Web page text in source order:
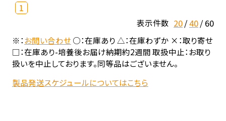
1
表示件数 20 40 60
※：お問い合わせ○：在庫あり △：在庫わずか ×：取り寄せ
□：在庫あり-培養後お届け納期約2週間 取扱中止：お取り
扱いを中止しております。同等品はございません。
製品発送スケジュールについてはこちら